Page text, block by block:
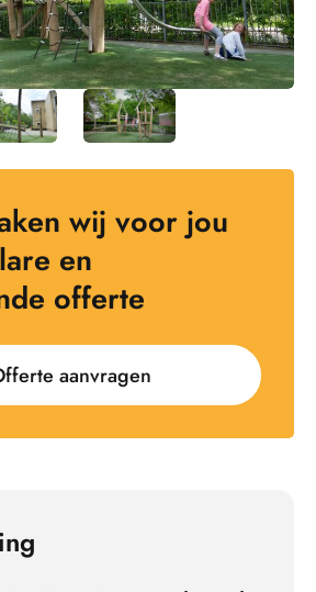
wij voor jou
en
offerte
aanvragen